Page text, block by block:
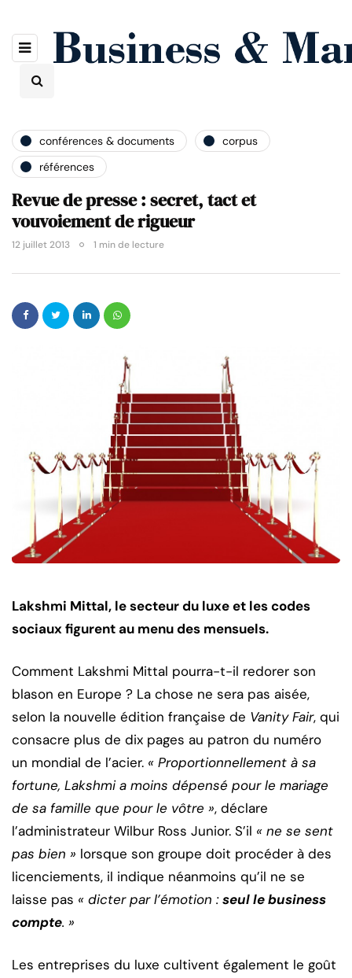
conférences & documents
corpus
références
Revue de presse : secret, tact et
vouvoiement de rigueur
12 juillet 2013 1 min de lecture
Lakshmi Mittal, le secteur du luxe et les codes
sociaux figurent au menu des mensuels.
Comment Lakshmi Mittal pourra-t-il redorer son
blason en Europe ? La chose ne sera pas aisée,
selon la nouvelle édition française de Vanity Fair, qui
consacre plus de dix pages au patron du numéro
un mondial de l’acier. « Proportionnellement à sa
fortune, Lakshmi a moins dépensé pour le mariage
de sa famille que pour le vôtre », déclare
l’administrateur Wilbur Ross Junior. S’il « ne se sent
pas bien » lorsque son groupe doit procéder à des
licenciements, il indique néanmoins qu’il ne se
laisse pas « dicter par l’émotion :seul le business
compte. »
Les entreprises du luxe cultivent également le goût